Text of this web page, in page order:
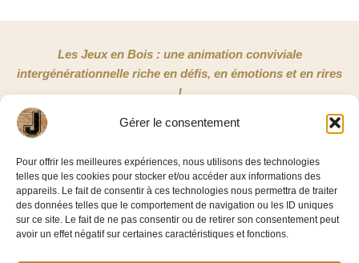
Gérer le consentement
Pour offrir les meilleures expériences, nous utilisons des technologies
telles que les cookies pour stocker et/ou accéder aux informations des
appareils. Le fait de consentir à ces technologies nous permettra de traiter
des données telles que le comportement de navigation ou les ID uniques
sur ce site. Le fait de ne pas consentir ou de retirer son consentement peut
avoir un effet négatif sur certaines caractéristiques et fonctions.
Les Jeux en Bois : une animation conviviale
intergénérationnelle riche en défis, en émotions et en rires
!
Jeux en Bois 33
3/5 rue Copernic
33185 Le Haillan